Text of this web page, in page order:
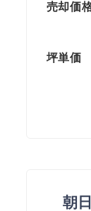
売却価
坪単
朝